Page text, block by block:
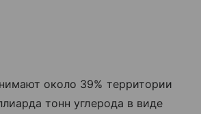
около 39% территории
тонн углерода в виде